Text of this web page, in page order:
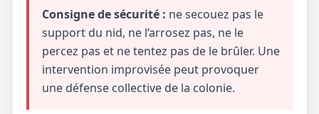
Consigne de sécurité : ne secouez pas le
support du nid, ne l’arrosez pas, ne le
percez pas et ne tentez pas de le brûler. Une
intervention improvisée peut provoquer
une défense collective de la colonie.